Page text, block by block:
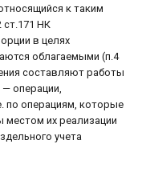
к таким
ст.171 НК
в целях
облагаемыми (п.4
составляют работы
— операции,
по операциям, которые
их реализации
учета